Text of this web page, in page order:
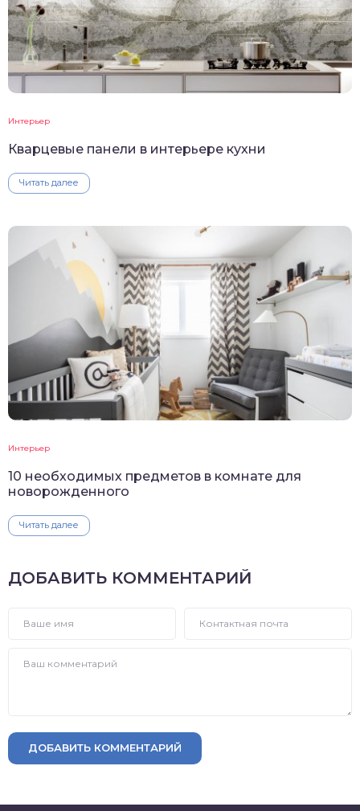
Интерьер
Кварцевые панели в интерьере кухни
Читать далее
Интерьер
10 необходимых предметов в комнате для
новорожденного
Читать далее
ДОБАВИТЬ КОММЕНТАРИЙ
ДОБАВИТЬ КОММЕНТАРИЙ